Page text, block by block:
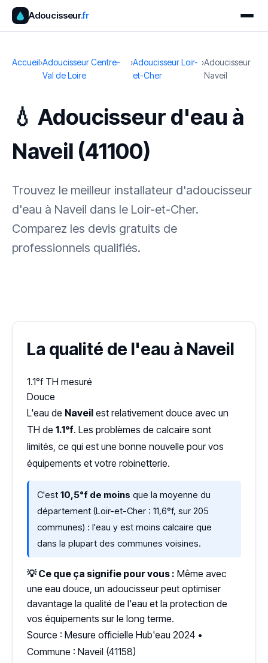
Adoucisseur.fr
Accueil›Adoucisseur Centre-
Val de Loire
›Adoucisseur Loir-
et-Cher
›Adoucisseur
Naveil
💧 Adoucisseur d'eau à
Naveil (41100)
Trouvez le meilleur installateur d'adoucisseur
d'eau à Naveil dans le Loir-et-Cher.
Comparez les devis gratuits de
professionnels qualifiés.
La qualité de l'eau à Naveil
1.1°f TH mesuré
Douce
L'eau de Naveil est relativement douce avec un
TH de 1.1°f. Les problèmes de calcaire sont
limités, ce qui est une bonne nouvelle pour vos
équipements et votre robinetterie.
C'est 10,5°f de moins que la moyenne du
département (Loir-et-Cher : 11,6°f, sur 205
communes) : l'eau y est moins calcaire que
dans la plupart des communes voisines.
💡 Ce que ça signifie pour vous : Même avec
une eau douce, un adoucisseur peut optimiser
davantage la qualité de l'eau et la protection de
vos équipements sur le long terme.
Source : Mesure officielle Hub'eau 2024 •
Commune : Naveil (41158)